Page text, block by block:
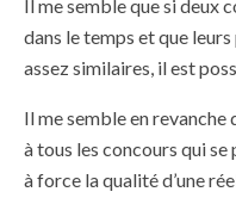
Il me semble que si deux
dans le temps et que
assez similaires, il est
Il me semble en
à tous les concours qui
à force la qualité d’une